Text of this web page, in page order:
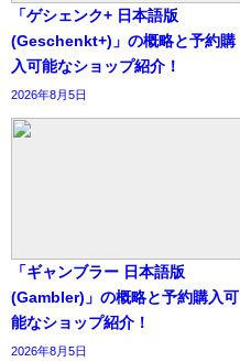
「ゲシェンク+ 日本語版
(Geschenkt+)」の概略と予約購
入可能なショップ紹介！
2026年8月5日
「ギャンブラー 日本語版
(Gambler)」の概略と予約購入可
能なショップ紹介！
2026年8月5日